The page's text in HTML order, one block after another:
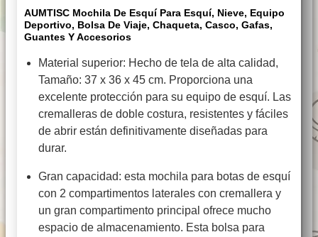
AUMTISC Mochila De Esquí Para Esquí, Nieve, Equipo
Deportivo, Bolsa De Viaje, Chaqueta, Casco, Gafas,
Guantes Y Accesorios
Material superior: Hecho de tela de alta calidad,
Tamaño: 37 x 36 x 45 cm. Proporciona una
excelente protección para su equipo de esquí. Las
cremalleras de doble costura, resistentes y fáciles
de abrir están definitivamente diseñadas para
durar.
Gran capacidad: esta mochila para botas de esquí
con 2 compartimentos laterales con cremallera y
un gran compartimento principal ofrece mucho
espacio de almacenamiento. Esta bolsa para